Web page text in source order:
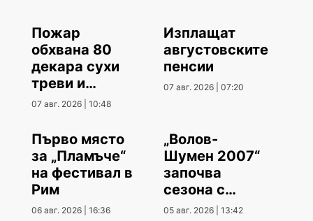
Пожар
обхвана 80
декара сухи
треви и
храсти
07 авг. 2026 | 10:48
Изплащат
августовските
пенсии
07 авг. 2026 | 07:20
Първо място
за „Пламъче“
на фестивал в
Рим
06 авг. 2026 | 16:36
„Волов-
Шумен 2007“
започва
сезона с
гостуване
05 авг. 2026 | 13:42